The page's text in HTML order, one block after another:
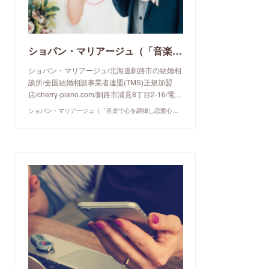
ショパン・マリアージュ（「音楽で心を調律し恋愛心理学でご縁を育てる」釧路市の結婚相談所）/ 全国結婚相談事業者連盟正規加盟店 / cherry-piano.com
ショパン・マリアージュ/北海道釧路市の結婚相
談所/全国結婚相談事業者連盟(TMS)正規加盟
店/cherry-piano.com/釧路市浦見8丁目2-16/電…
ショパン・マリアージュ（「音楽で心を調律し恋愛心理学でご縁を育てる」釧路市の結婚相談所）/ 全国結婚相談事業者連盟正規加盟店 / cherry-piano.com